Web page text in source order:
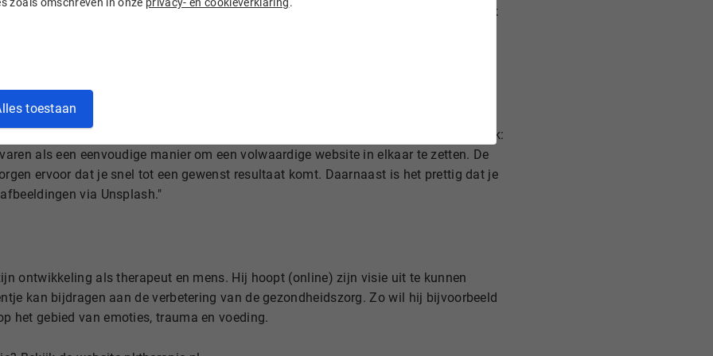
toestaan
te creëren. Hij heeft veel nagedacht over hoe hij NK therapie zo duidelijk mogelijk
om niet te veel tekst en pagina’s te gebruiken. Zo kreeg de website een rustige en
eenvoudige tool voor het bouwen van een site. Hij kwam uit bij Website Builder. Nick:
als een eenvoudige manier om een volwaardige website in elkaar te zetten. De
ervoor dat je snel tot een gewenst resultaat komt. Daarnaast is het prettig dat je
via Unsplash."
ontwikkeling als therapeut en mens. Hij hoopt (online) zijn visie uit te kunnen
kan bijdragen aan de verbetering van de gezondheidszorg. Zo wil hij bijvoorbeeld
het gebied van emoties, trauma en voeding.